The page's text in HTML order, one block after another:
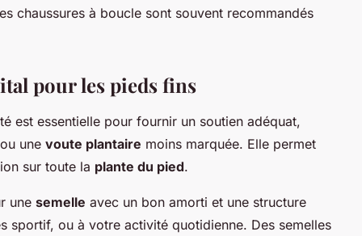
chaussures à boucle sont souvent recommandés
pour les pieds fins
est essentielle pour fournir un soutien adéquat,
ou une voute plantaire moins marquée. Elle permet
sur toute la plante du pied.
une semelle avec un bon amorti et une structure
sportif, ou à votre activité quotidienne. Des semelles